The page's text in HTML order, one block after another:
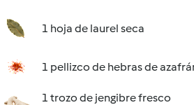
1 hoja de laurel seca
1 pellizco de hebras de
1 trozo de jengibre fresco